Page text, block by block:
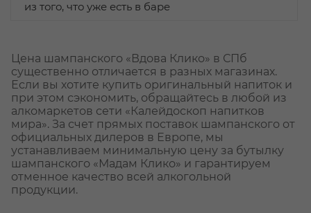
из того, что уже есть в баре
Цена шампанского «Вдова Клико» в СПб
существенно отличается в разных магазинах.
Если вы хотите купить оригинальный напиток и
при этом сэкономить, обращайтесь в любой из
алкомаркетов сети «Калейдоскоп напитков
мира». За счет прямых поставок шампанского от
официальных дилеров в Европе, мы
устанавливаем минимальную цену за бутылку
шампанского «Мадам Клико» и гарантируем
отменное качество всей алкогольной
продукции.